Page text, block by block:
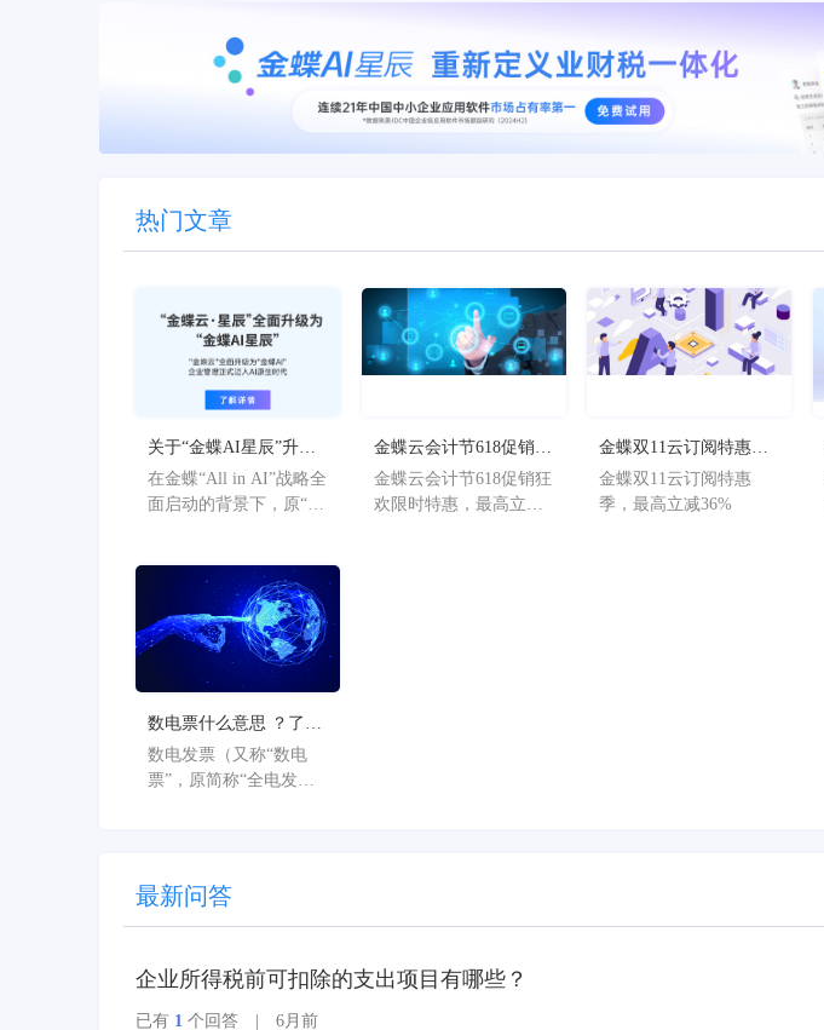
热门文章
关于“金蝶AI星辰”升级
为“金蝶AI星辰”的官方
公告
在金蝶“All in AI”战略全
面启动的背景下，原“金
次从“云”到“AI”的品牌
焕新，标志着星辰系列
产品全面迈入AI驱动的
新阶段，旨在以AI技术
重构小微企业数智化解
入新动能。
金蝶云会计节618促销狂
欢限时特惠，最高立减
36%
金蝶云会计节618促销狂
欢限时特惠，最高立减
金蝶双11云订阅特惠
季，最高立减36%
金蝶双11云订阅特惠
季，最高立减36%
数电票什么意思 ？了解
数电票的基本概念
数电发票（又称“数电
票”，原简称“全电发
效力的全新发票，不以
纸质形式存在、不用介
质支撑、无须申请领
版增量。纸质发票的票
面信息全面数字化，将
最新问答
企业所得税前可扣除的支出项目有哪些？
已有 1 个回答 | 6月前